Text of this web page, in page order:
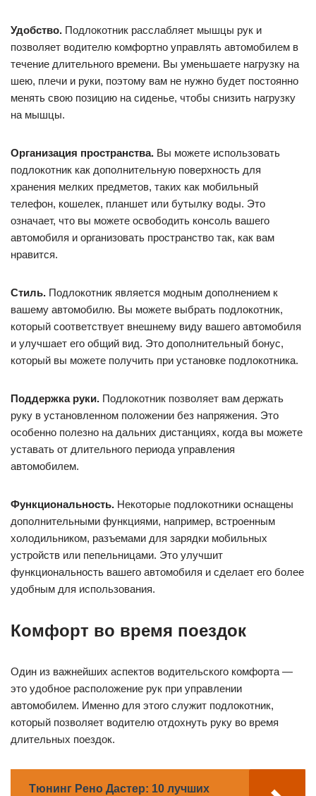
Удобство. Подлокотник расслабляет мышцы рук и
позволяет водителю комфортно управлять автомобилем в
течение длительного времени. Вы уменьшаете нагрузку на
шею, плечи и руки, поэтому вам не нужно будет постоянно
менять свою позицию на сиденье, чтобы снизить нагрузку
на мышцы.
Организация пространства. Вы можете использовать
подлокотник как дополнительную поверхность для
хранения мелких предметов, таких как мобильный
телефон, кошелек, планшет или бутылку воды. Это
означает, что вы можете освободить консоль вашего
автомобиля и организовать пространство так, как вам
нравится.
Стиль. Подлокотник является модным дополнением к
вашему автомобилю. Вы можете выбрать подлокотник,
который соответствует внешнему виду вашего автомобиля
и улучшает его общий вид. Это дополнительный бонус,
который вы можете получить при установке подлокотника.
Поддержка руки. Подлокотник позволяет вам держать
руку в установленном положении без напряжения. Это
особенно полезно на дальних дистанциях, когда вы можете
уставать от длительного периода управления
автомобилем.
Функциональность. Некоторые подлокотники оснащены
дополнительными функциями, например, встроенным
холодильником, разъемами для зарядки мобильных
устройств или пепельницами. Это улучшит
функциональность вашего автомобиля и сделает его более
удобным для использования.
Комфорт во время поездок
Один из важнейших аспектов водительского комфорта —
это удобное расположение рук при управлении
автомобилем. Именно для этого служит подлокотник,
который позволяет водителю отдохнуть руку во время
длительных поездок.
Тюнинг Рено Дастер: 10 лучших